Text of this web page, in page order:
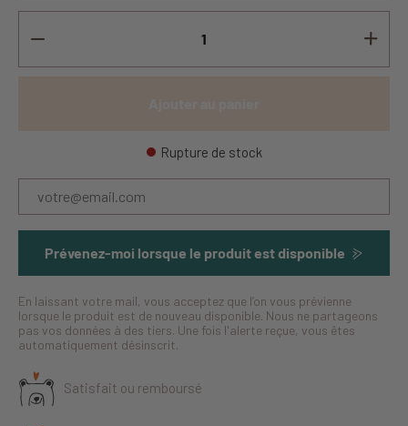
Rupture de stock
Prévenez-moi lorsque le produit est disponible
En laissant votre mail, vous acceptez que l’on vous prévienne
lorsque le produit est de nouveau disponible. Nous ne partageons
pas vos données à des tiers. Une fois l'alerte reçue, vous êtes
automatiquement désinscrit.
Satisfait ou remboursé